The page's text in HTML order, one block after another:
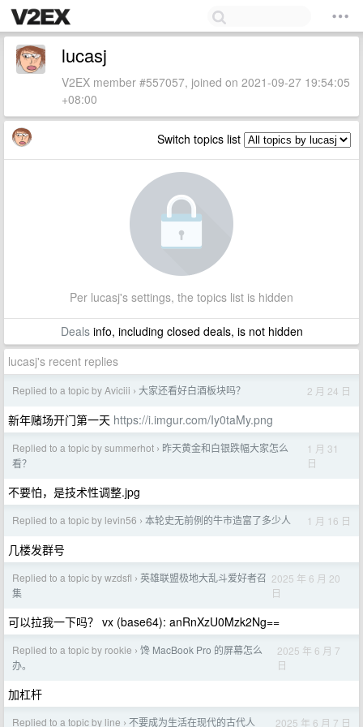
lucasj
V2EX member #557057, joined on 2021-09-27 19:54:05
+08:00
Switch topics list
Per lucasj's settings, the topics list is hidden
Dealsinfo, including closed deals, is not hidden
lucasj's recent replies
Replied to a topic by Aviciii › 大家还看好白酒板块吗？ 2 月 24 日
新年赌场开门第一天 https://i.imgur.com/Iy0taMy.png
Replied to a topic by summerhot › 昨天黄金和白银跌幅大家怎么
看？
1 月 31
日
不要怕，是技术性调整.jpg
Replied to a topic by levin56 › 本轮史无前例的牛市造富了多少人 1 月 16 日
几楼发群号
Replied to a topic by wzdsfl › 英雄联盟极地大乱斗爱好者召
集
2025 年 6 月 20
日
可以拉我一下吗？ vx (base64): anRnXzU0Mzk2Ng==
Replied to a topic by rookie › 馋 MacBook Pro 的屏幕怎么
办。
2025 年 6 月 7
日
加杠杆
Replied to a topic by line › 不要成为生活在现代的古代人 2025 年 6 月 7 日